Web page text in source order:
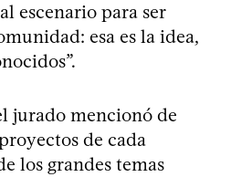
escenario para ser
esa es la idea,
jurado mencionó de
de cada
los grandes temas